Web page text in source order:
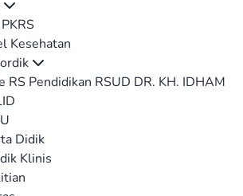
Kesehatan
RS Pendidikan RSUD DR. KH. IDHAM
Didik
Klinis